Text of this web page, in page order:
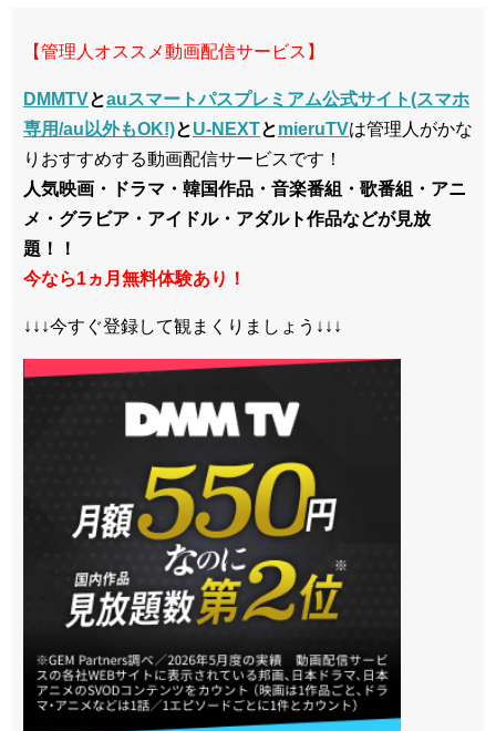
【管理人オススメ動画配信サービス】
DMMTVとauスマートパスプレミアム公式サイト(スマホ
専用/au以外もOK!)とU-NEXTとmieruTVは管理人がかな
りおすすめする動画配信サービスです！
人気映画・ドラマ・韓国作品・音楽番組・歌番組・アニ
メ・グラビア・アイドル・アダルト作品などが見放
題！！
今なら1ヵ月無料体験あり！
↓↓↓今すぐ登録して観まくりましょう↓↓↓